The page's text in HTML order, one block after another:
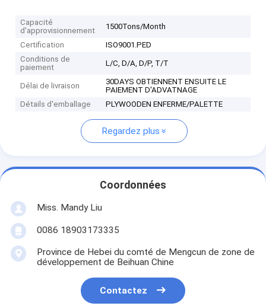
Capacité
d'approvisionnement
1500Tons/Month
Certification
ISO9001.PED
Conditions de
paiement
L/C, D/A, D/P, T/T
Délai de livraison
30DAYS OBTIENNENT ENSUITE LE
PAIEMENT D'ADVATNAGE
Détails d'emballage
PLYWOODEN ENFERME/PALETTE
Regardez plus
Coordonnées
Miss. Mandy Liu
0086 18903173335
Province de Hebei du comté de Mengcun de zone de
développement de Beihuan Chine
Contactez